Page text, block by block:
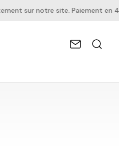
sur notre site. Paiement en 4